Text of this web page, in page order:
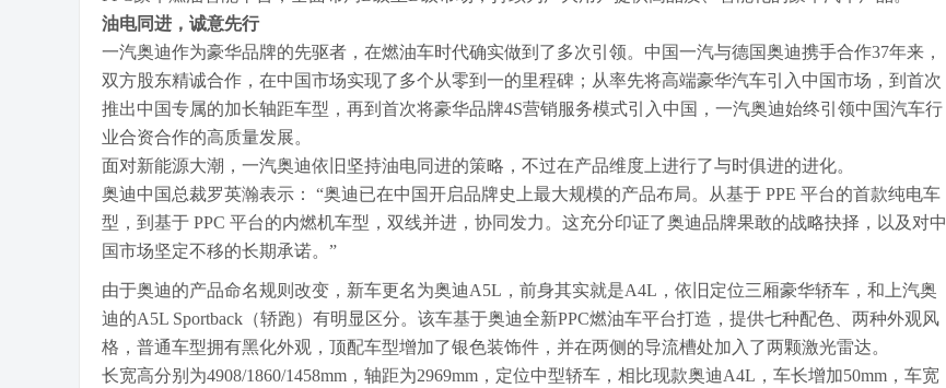
油电同进，诚意先行
一汽奥迪作为豪华品牌的先驱者，在燃油车时代确实做到了多次引领。中国一汽与德国奥迪携手合作37年来，
双方股东精诚合作，在中国市场实现了多个从零到一的里程碑；从率先将高端豪华汽车引入中国市场，到首次
推出中国专属的加长轴距车型，再到首次将豪华品牌4S营销服务模式引入中国，一汽奥迪始终引领中国汽车行
业合资合作的高质量发展。
面对新能源大潮，一汽奥迪依旧坚持油电同进的策略，不过在产品维度上进行了与时俱进的进化。
奥迪中国总裁罗英瀚表示： “奥迪已在中国开启品牌史上最⼤规模的产品布局。从基于 PPE 平台的⾸款纯电⻋
型，到基于 PPC 平台的内燃机⻋型，双线并进，协同发⼒。这充分印证了奥迪品牌果敢的战略抉择，以及对中
国市场坚定不移的⻓期承诺。”
由于奥迪的产品命名规则改变，新车更名为奥迪A5L，前身其实就是A4L，依旧定位三厢豪华轿车，和上汽奥
迪的A5L Sportback（轿跑）有明显区分。该车基于奥迪全新PPC燃油车平台打造，提供七种配色、两种外观风
格，普通车型拥有黑化外观，顶配车型增加了银色装饰件，并在两侧的导流槽处加入了两颗激光雷达。
长宽高分别为4908/1860/1458mm，轴距为2969mm，定位中型轿车，相比现款奥迪A4L，车长增加50mm，车宽